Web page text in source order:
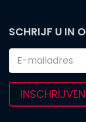
SCHRIJF U IN
INSCHRIJVEN